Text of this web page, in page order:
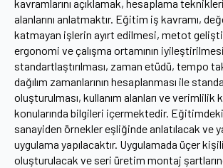
kavramlarını açıklamak, hesaplama
alanlarını anlatmaktır. Eğitim iş kavramı,
katmayan işlerin ayırt edilmesi, metot
ergonomi ve çalışma ortamının
standartlaştırılması, zaman etüdü, tempo
dağılım zamanlarının hesaplanması ile
oluşturulması, kullanım alanları ve verimlilik
konularında bilgileri içermektedir.
sanayiden örnekler eşliğinde anlatılacak ve
uygulama yapılacaktır. Uygulamada üçer
oluşturulacak ve seri üretim montaj